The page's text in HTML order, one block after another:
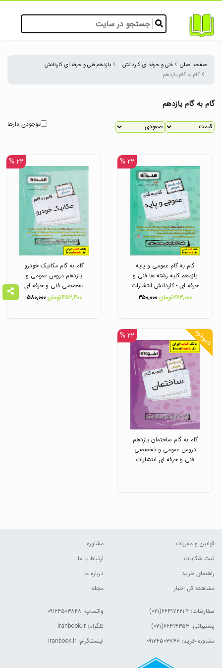
صفحه اصلی فنی و حرفه ای کاردانش
یازدهم فنی و حرفه ای کاردانش
گام به گام یازدهم
گام به گام یازدهم
موجودی دارها
۲۲ %
گام به گام عمومی و پایه
یازدهم کلیه رشته ها فنی و
حرفه ای - کاردانش انتشارات
اخوان ۲۷۳,۰۰۰تومان ۳۵۰,۰۰۰
۲۲ %
گام به گام مکانیک خودرو
یازدهم دروس عمومی و
تخصصی فنی و حرفه ای
انتشارات اخوان۴۵۲,۴۰۰تومان ۵۸۰,۰۰۰
ناموجود ۲۲ %
گام به گام ساختمان یازدهم
دروس عمومی و تخصصی
فنی و حرفه ای انتشارات
قوانین و مقررات
ثبت شکایات
راهنمای خرید
مشاهده کل اخبار
مشاوره
ارتباط با ما
درباره ما
مجله
سفارشات: ۲-۶۶۴۱۷۲۲۱(۰۲۱)
پشتیبانی: ۶۶۴۱۴۳۵۳(۰۲۱)
مشاوره خرید: ۰۹۱۲۴۵۰۳۸۴۸
واتساپ: ۰۹۱۲۴۵۰۳۸۴۸
تلگرام: iranbook.ir
اینستاگرام: iranbook.ir